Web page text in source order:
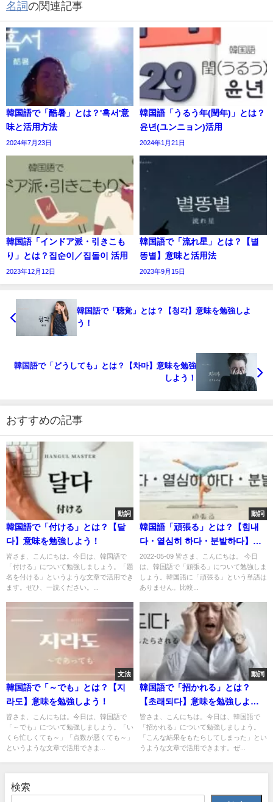
名詞の関連記事
韓国語で「酷暑」とは？'혹서'意
味と活用方法
2024年7月23日
韓国語「うるう年(閏年)」とは？
윤년(ユンニョン)活用
2024年1月21日
韓国語「インドア派・引きこも
り」とは？집순이／집돌이 活用
2023年12月12日
韓国語で「流れ星」とは？【별
똥별】意味と活用法
2023年9月15日
韓国語で「聴覚」とは？【청각】意味を勉強しよ
う！
韓国語で「どうしても」とは？【차마】意味を勉強
しよう！
おすすめの記事
動詞
韓国語で「付ける」とは？【달
다】意味を勉強しよう！
皆さま、こんにちは。今日は、韓国語で
「付ける」について勉強しましょう。「題
名を付ける」というような文章で活用でき
ます。ぜひ、一読ください。...
動詞
韓国語「頑張る」とは？【힘내
다・열심히 하다・분발하다】活
用
2022-05-09 皆さま、こんにちは。 今日
は、韓国語で「頑張る」について勉強しま
しょう。韓国語に「頑張る」という単語は
ありません。比較...
文法
韓国語で「～でも」とは？【지
라도】意味を勉強しよう！
皆さま、こんにちは。今日は、韓国語で
「～でも」について勉強しましょう。「い
くら忙しくても～」「点数が悪くても～」
というような文章で活用できま...
動詞
韓国語で「招かれる」とは？
【초래되다】意味を勉強しよ
う！
皆さま、こんにちは。今日は、韓国語で
「招かれる」について勉強しましょう。
「こんな結果をもたらしてしまった」とい
うような文章で活用できます。ぜ...
検索